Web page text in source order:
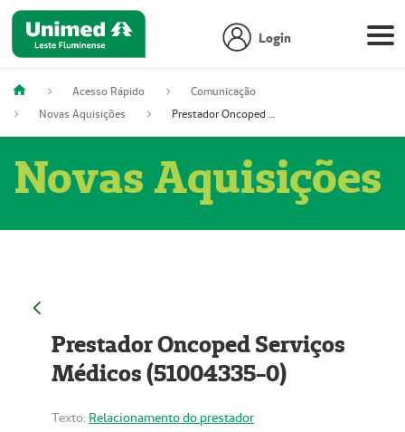
Login
Acesso Rápido
Comunicação
Novas Aquisições
Prestador Oncoped Serviços Médicos (51004335-0)
Novas Aquisições
Prestador Oncoped Serviços
Médicos (51004335-0)
Texto: Relacionamento do prestador